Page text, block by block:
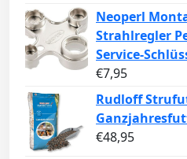
Neoperl
Strahlregler
Service-
€7,95
Rudloff
€48,95